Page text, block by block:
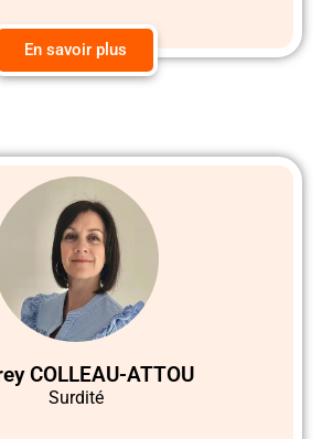
En savoir plus
COLLEAU-ATTOU
Surdité